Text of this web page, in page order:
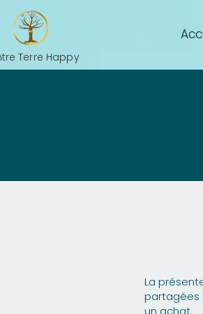
Terre Happy
La
partagées
un achat.